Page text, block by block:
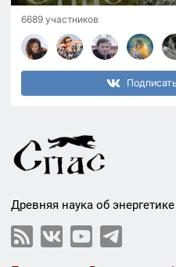
6689 участников
Древняя наука об